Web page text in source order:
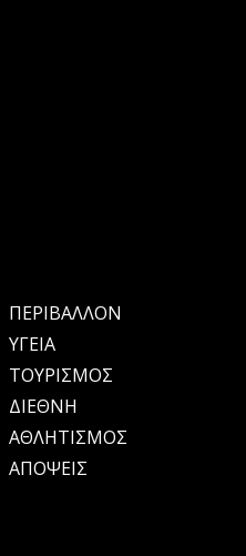
ΠΕΡΙΒΑΛΛΟΝ
ΥΓΕΙΑ
ΤΟΥΡΙΣΜΟΣ
ΔΙΕΘΝΗ
ΑΘΛΗΤΙΣΜΟΣ
ΑΠΟΨΕΙΣ